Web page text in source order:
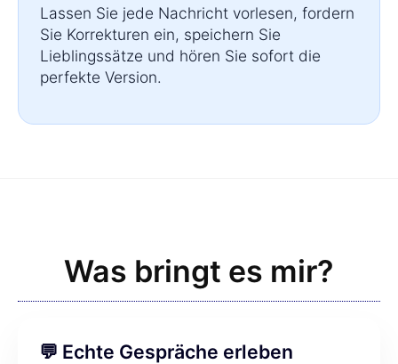
Lassen Sie jede Nachricht vorlesen, fordern
Sie Korrekturen ein, speichern Sie
Lieblingssätze und hören Sie sofort die
perfekte Version.
Was bringt es mir?
💬 Echte Gespräche erleben